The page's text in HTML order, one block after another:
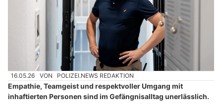
16.05.26 VON POLIZEI.NEWS REDAKTION
Empathie, Teamgeist und respektvoller Umgang mit
inhaftierten Personen sind im Gefängnisalltag unerlässlich.